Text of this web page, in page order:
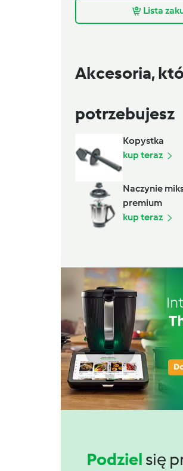
Lista
Akcesoria,
potrzebujesz
Kopystka
kup teraz
Naczynie
premium
kup teraz
Podziel się